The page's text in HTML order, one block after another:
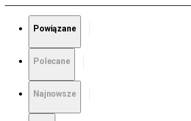
Powiązane
Polecane
Najnowsze